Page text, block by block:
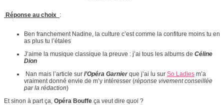
Réponse au choix :
Ben franchement Nadine, la culture c’est comme la confiture moins tu en
as plus tu l’étales
J’aime la musique classique la preuve : j’ai tous les albums de Céline
Dion
Nan mais l’article sur l’Opéra Garnierque j’ai lu sur So Ladies m’a
vraiment donné envie de m’y intéresser (réponse vivement conseillée
par la rédaction)
Et sinon à part ça, Opéra Bouffe ça veut dire quoi ?